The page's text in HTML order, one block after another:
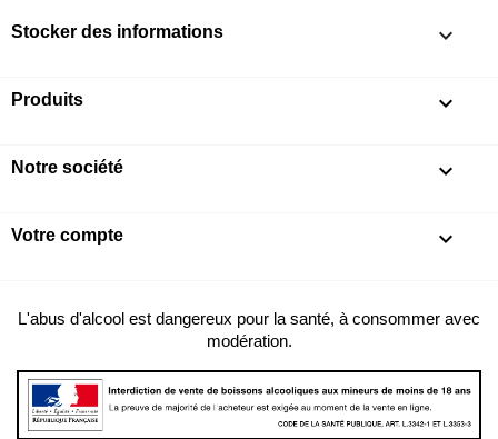
Stocker des informations keyboard_arrow_down
Produits 
Notre société 
Votre compte 
L'abus d'alcool est dangereux pour la santé, à consommer avec
modération.